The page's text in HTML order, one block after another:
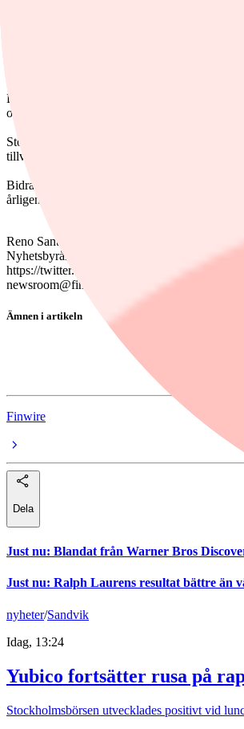
Biltillverkarna General Motors, GM och
ombyggnad av fabriker för produktion av
Stödet omfattar 500 miljoner dollar till GM:s
tillverkning av elbilar respektive
Bidragen ingår i en större satsning på totalt
årligen. Satsningen väntas också bevara 15
Reno Santic
Nyhetsbyrån Finwire
https://twitter.com/finwire
newsroom@finwire.se
Ämnen i artikeln
Finwire
Dela
Just nu: Blandat från Warner Bros
Just nu: Ralph Laurens resultat bättre än
nyheter/Sandvik
Idag, 13:24
Yubico fortsätter rusa på
Stockholmsbörsen utvecklades positivt vid